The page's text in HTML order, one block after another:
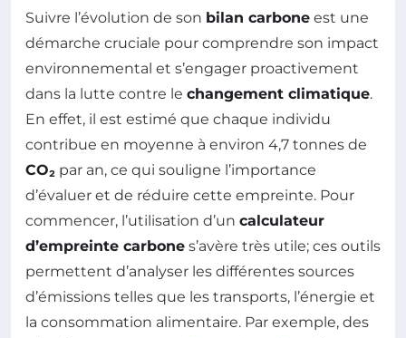
Suivre l’évolution de son bilan carbone est une
démarche cruciale pour comprendre son impact
environnemental et s’engager proactivement
dans la lutte contre le changement climatique.
En effet, il est estimé que chaque individu
contribue en moyenne à environ 4,7 tonnes de
CO₂ par an, ce qui souligne l’importance
d’évaluer et de réduire cette empreinte. Pour
commencer, l’utilisation d’un calculateur
d’empreinte carbone s’avère très utile; ces outils
permettent d’analyser les différentes sources
d’émissions telles que les transports, l’énergie et
la consommation alimentaire. Par exemple, des